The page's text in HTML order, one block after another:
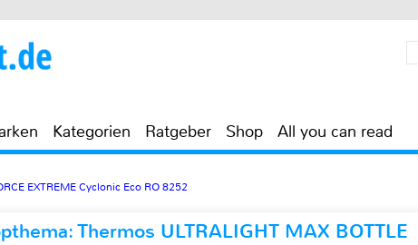
Kategorien Ratgeber Shop All you can read
EXTREME Cyclonic Eco RO 8252
Thermos ULTRALIGHT MAX BOTTLE